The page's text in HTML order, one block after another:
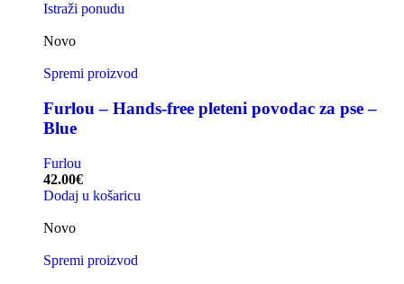
Istraži ponudu
Novo
Spremi proizvod
Furlou – Hands-free pleteni povodac za pse –
Blue
Furlou
42.00€
Dodaj u košaricu
Novo
Spremi proizvod